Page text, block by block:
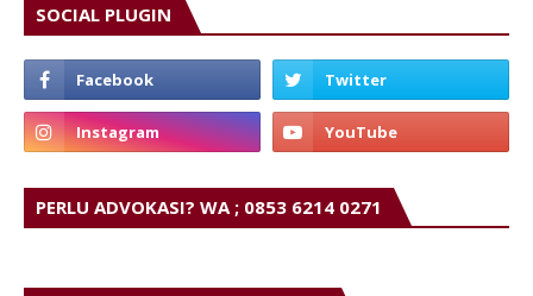
SOCIAL PLUGIN
PERLU ADVOKASI? WA ; 0853 6214 0271